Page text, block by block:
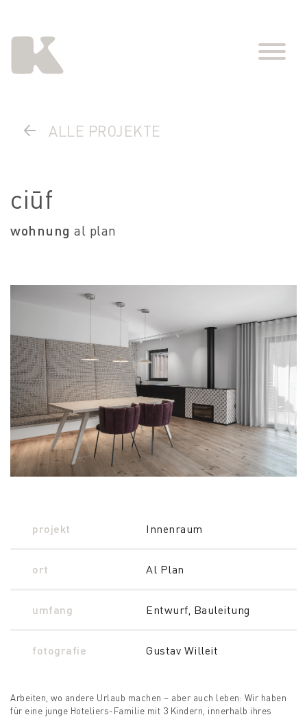
ALLE PROJEKTE
ciūf
wohnung al plan
projekt Innenraum
ort Al Plan
umfang Entwurf, Bauleitung
fotografie Gustav Willeit
Arbeiten, wo andere Urlaub machen – aber auch leben: Wir haben
für eine junge Hoteliers-Familie mit 3 Kindern, innerhalb ihres